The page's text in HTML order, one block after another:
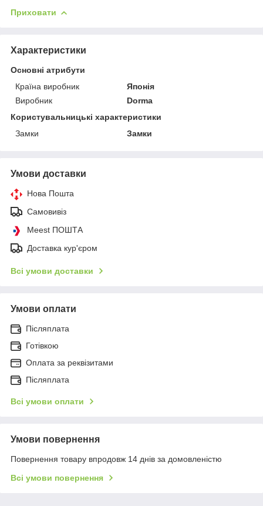
Приховати
Характеристики
Основні атрибути
Країна виробник
Японія
Виробник
Dorma
Користувальницькі характеристики
Замки
Замки
Умови доставки
Нова Пошта
Самовивіз
Meest ПОШТА
Доставка кур'єром
Всі умови доставки
Умови оплати
Післяплата
Готівкою
Оплата за реквізитами
Післяплата
Всі умови оплати
Умови повернення
Повернення товару впродовж 14 днів за домовленістю
Всі умови повернення